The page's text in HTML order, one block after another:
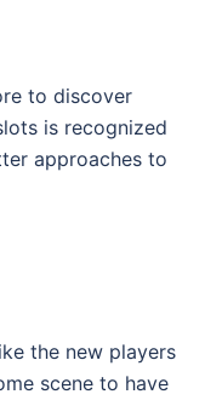
to discover
is recognized
approaches to
the new players
scene to have